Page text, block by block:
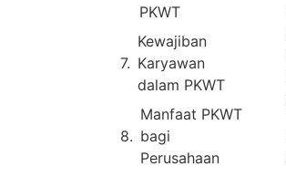
PKWT
Kewajiban
Karyawan
dalam PKWT
Manfaat PKWT
bagi
Perusahaan